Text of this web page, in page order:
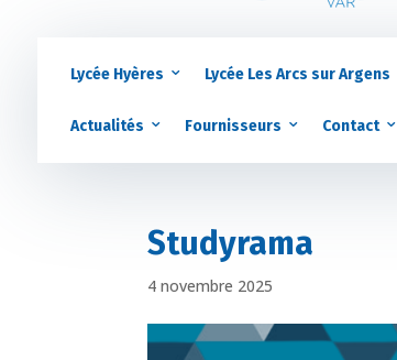
Lycée Hyères Lycée Les Arcs sur Argens
Actualités Fournisseurs Contact
Studyrama
4 novembre 2025